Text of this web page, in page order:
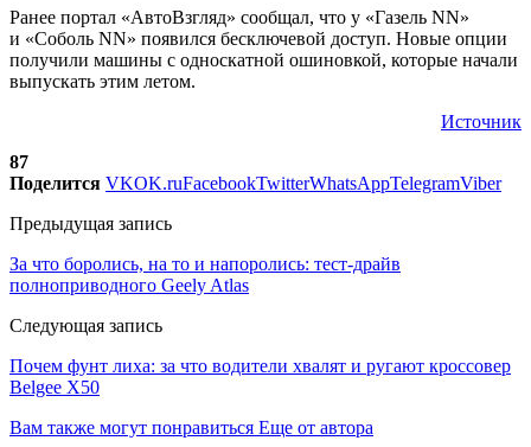
Ранее портал «АвтоВзгляд» сообщал, что у «Газель NN»
и «Соболь NN» появился бесключевой доступ. Новые опции
получили машины с односкатной ошиновкой, которые начали
выпускать этим летом.
Источник
87
Поделится VKOK.ruFacebookTwitterWhatsAppTelegramViber
Предыдущая запись
За что боролись, на то и напоролись: тест-драйв
полноприводного Geely Atlas
Следующая запись
Почем фунт лиха: за что водители хвалят и ругают кроссовер
Belgee X50
Вам также могут понравиться Еще от автора